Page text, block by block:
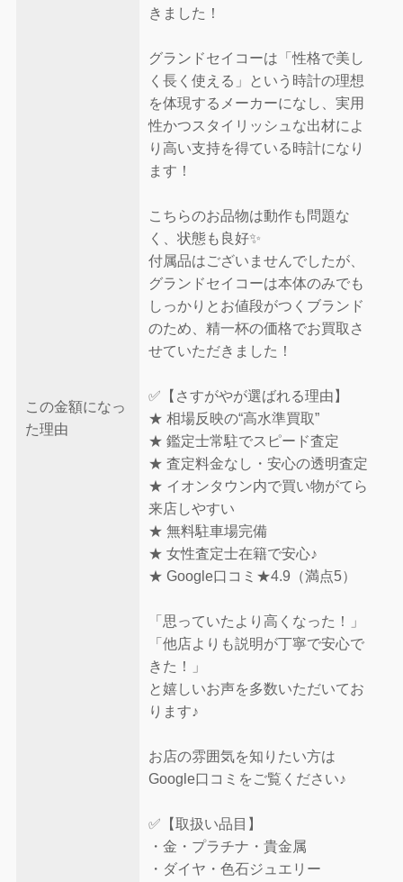
この金額になっ
た理由
きました！
グランドセイコーは「性格で美し
く長く使える」という時計の理想
を体現するメーカーになし、実用
性かつスタイリッシュな出材によ
り高い支持を得ている時計になり
ます！
こちらのお品物は動作も問題な
く、状態も良好✨
付属品はございませんでしたが、
グランドセイコーは本体のみでも
しっかりとお値段がつくブランド
のため、精一杯の価格でお買取さ
せていただきました！
✅【さすがやが選ばれる理由】
★ 相場反映の“高水準買取”
★ 鑑定士常駐でスピード査定
★ 査定料金なし・安心の透明査定
★ イオンタウン内で買い物がてら
来店しやすい
★ 無料駐車場完備
★ 女性査定士在籍で安心♪
★ Google口コミ★4.9（満点5）
「思っていたより高くなった！」
「他店よりも説明が丁寧で安心で
きた！」
と嬉しいお声を多数いただいてお
ります♪
お店の雰囲気を知りたい方は
Google口コミをご覧ください♪
✅【取扱い品目】
・金・プラチナ・貴金属
・ダイヤ・色石ジュエリー